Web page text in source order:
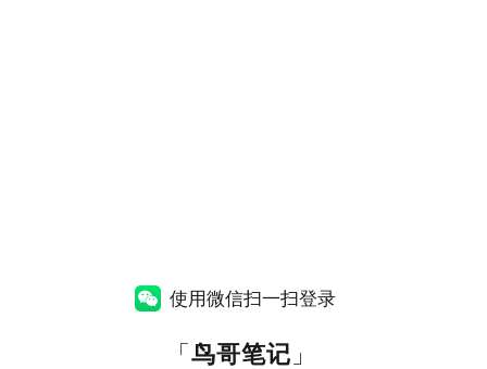
使用微信扫一扫登录
「鸟哥笔记 」